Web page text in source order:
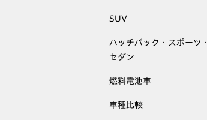
SUV
ハッチバック・スポーツ・
セダン
燃料電池車
車種比較